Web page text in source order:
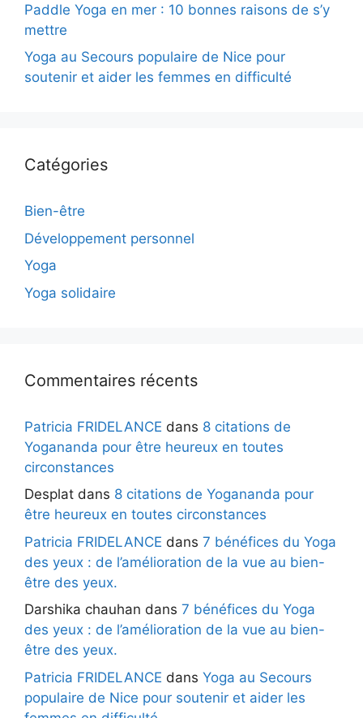
Paddle Yoga en mer : 10 bonnes raisons de s’y
mettre
Yoga au Secours populaire de Nice pour
soutenir et aider les femmes en difficulté
Catégories
Bien-être
Développement personnel
Yoga
Yoga solidaire
Commentaires récents
Patricia FRIDELANCE dans 8 citations de
Yogananda pour être heureux en toutes
circonstances
Desplat dans 8 citations de Yogananda pour
être heureux en toutes circonstances
Patricia FRIDELANCE dans 7 bénéfices du Yoga
des yeux : de l’amélioration de la vue au bien-
être des yeux.
Darshika chauhan dans 7 bénéfices du Yoga
des yeux : de l’amélioration de la vue au bien-
être des yeux.
Patricia FRIDELANCE dans Yoga au Secours
populaire de Nice pour soutenir et aider les